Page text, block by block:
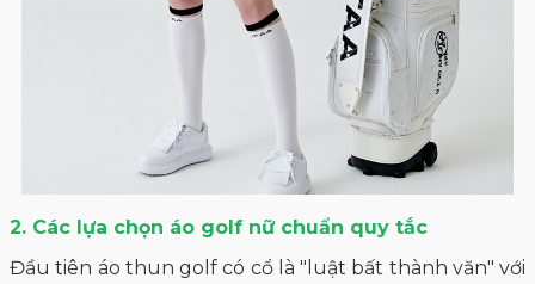
2. Các lựa chọn áo golf nữ chuẩn quy tắc
Đầu tiên áo thun golf có cổ là "luật bất thành văn" với